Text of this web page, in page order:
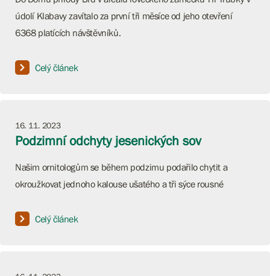
údolí Klabavy zavítalo za první tři měsíce od jeho otevření
6368 platících návštěvníků.
Celý článek
16. 11. 2023
Podzimní odchyty jesenických sov
Našim ornitologům se během podzimu podařilo chytit a
okroužkovat jednoho kalouse ušatého a tři sýce rousné
Celý článek